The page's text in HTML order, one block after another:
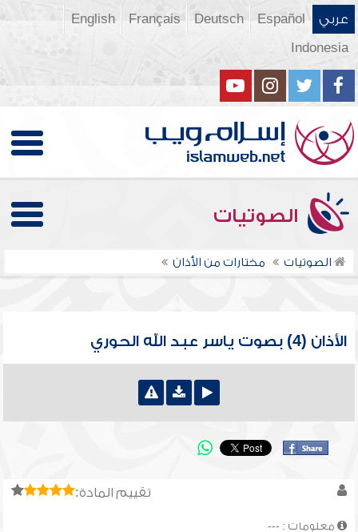
عربي Español
Deutsch
Français
English
Indonesia
الصوتيات
الصوتيات مختارات من الأذان
الأذان (4) بصوت ياسر عبد الله الحوري
تقييم المادة:
معلومات : ---